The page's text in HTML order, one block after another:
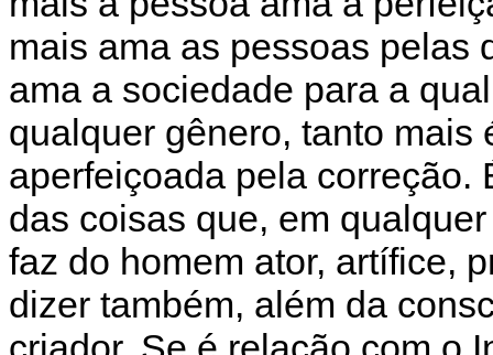
mais ama as pessoas pelas
ama a sociedade para a
qualquer gênero, tanto mais
aperfeiçoada pela correção.
das coisas que, em
faz do homem ator, artífice,
dizer também, além da